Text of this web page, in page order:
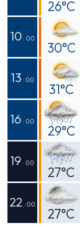
26°C
Odczuwalna
27°C
10 : 00
30°C
Odczuwalna
34°C
13 : 00
31°C
Odczuwalna
37°C
16 : 00
29°C
Odczuwalna
33°C
19 : 00
27°C
Odczuwalna
27°C
22 : 00
27°C